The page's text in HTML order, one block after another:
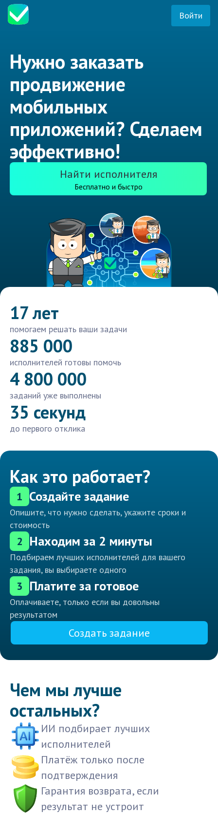
Войти
Нужно заказать
продвижение
мобильных
приложений? Сделаем
эффективно!
Найти исполнителя
Бесплатно и быстро
17 лет
помогаем решать ваши задачи
885 000
исполнителей готовы помочь
4 800 000
заданий уже выполнены
35 секунд
до первого отклика
Как это работает?
1 Создайте задание
Опишите, что нужно сделать, укажите сроки и
стоимость
2 Находим за 2 минуты
Подбираем лучших исполнителей для вашего
задания, вы выбираете одного
3 Платите за готовое
Оплачиваете, только если вы довольны
результатом
Создать задание
Чем мы лучше
остальных?
ИИ подбирает лучших
исполнителей
Платёж только после
подтверждения
Гарантия возврата, если
результат не устроит